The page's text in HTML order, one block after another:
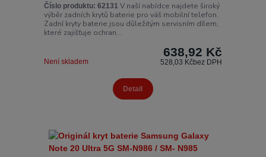
Číslo produktu: 62131V naší nabídce najdete široký
výběr zadních krytů baterie pro váš mobilní telefon.
Zadní kryty baterie jsou důležitým servisním dílem,
které zajišťuje ochran...
638,92 Kč
528,03 Kčbez DPH
Není skladem
Detail